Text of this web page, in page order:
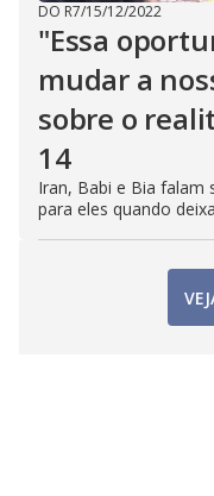
DO R7/15/12/2022
"Essa
mudar a
sobre o
14
Iran, Babi e Bia falam
para eles quando